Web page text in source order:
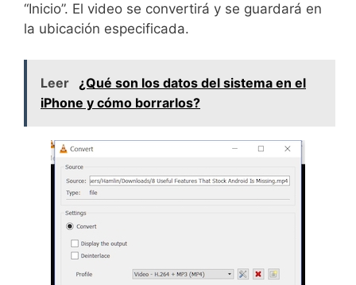
“Inicio”. El video se convertirá y se guardará en
la ubicación especificada.
Leer
¿Qué son los datos del sistema en el
iPhone y cómo borrarlos?